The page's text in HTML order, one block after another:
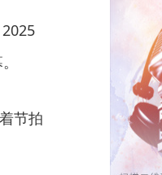
节拍